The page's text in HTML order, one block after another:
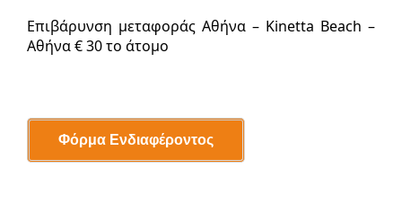
Επιβάρυνση μεταφοράς Αθήνα – Kinetta Beach –
Αθήνα € 30 το άτομο